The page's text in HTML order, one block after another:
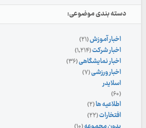
دسته بندی موضوعی:
اخبار آموزش(۲۱)
اخبار شرکت(۱,۲۱۴)
اخبار نمایشگاهی(۳۶)
اخبار ورزشی(۷)
اسلایدر
(۶۰)
اطلاعیه ها(۲)
افتخارات(۲۲)